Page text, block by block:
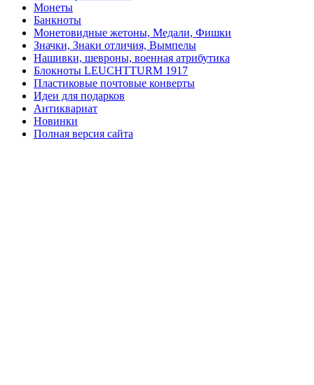
Монеты
Банкноты
Монетовидные жетоны, Медали, Фишки
Значки, Знаки отличия, Вымпелы
Нашивки, шевроны, военная атрибутика
Блокноты LEUCHTTURM 1917
Пластиковые почтовые конверты
Идеи для подарков
Антиквариат
Новинки
Полная версия сайта